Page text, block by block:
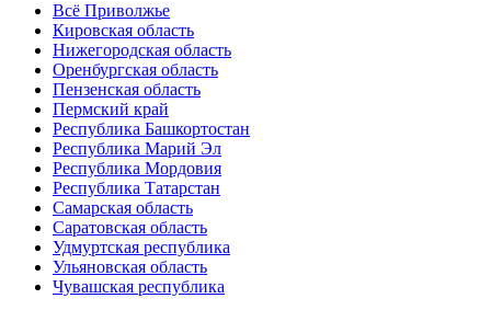
Всё Приволжье
Кировская область
Нижегородская область
Оренбургская область
Пензенская область
Пермский край
Республика Башкортостан
Республика Марий Эл
Республика Мордовия
Республика Татарстан
Самарская область
Саратовская область
Удмуртская республика
Ульяновская область
Чувашская республика